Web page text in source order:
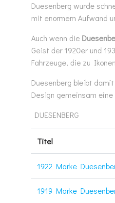
Duesenberg wurde
mit enormem Aufwand
Auch wenn die
Geist der 1920er und
Fahrzeuge, die zu
Duesenberg bleibt
Design gemeinsam
DUESENBERG
Titel
1922 Marke
1919 Marke